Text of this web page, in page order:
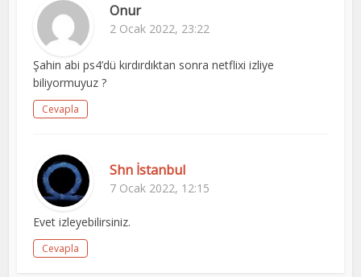
Onur
2 Ocak 2022, 23:22
Şahin abi ps4’dü kırdırdıktan sonra netflixi izliye
biliyormuyuz ?
Cevapla
Shn İstanbul
7 Ocak 2022, 12:15
Evet izleyebilirsiniz.
Cevapla